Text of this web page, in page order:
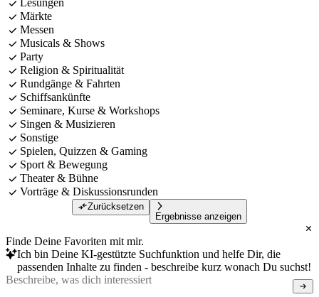
Lesungen
Märkte
Messen
Musicals & Shows
Party
Religion & Spiritualität
Rundgänge & Fahrten
Schiffsankünfte
Seminare, Kurse & Workshops
Singen & Musizieren
Sonstige
Spielen, Quizzen & Gaming
Sport & Bewegung
Theater & Bühne
Vorträge & Diskussionsrunden
Zurücksetzen
Ergebnisse anzeigen
Finde Deine Favoriten mit mir.
Ich bin Deine KI-gestützte Suchfunktion und helfe Dir, die
passenden Inhalte zu finden - beschreibe kurz wonach Du suchst!